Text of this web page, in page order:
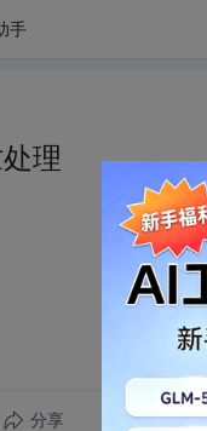
手
理
分享 转发到动